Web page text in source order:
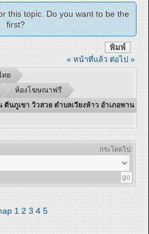
this topic. Do you want to be the
first?
พิมพ์
« หน้าที่แล้ว ต่อไป »
ทย
ห้องโฆษณาฟรี
นภูเขา วิวสวย ตำบลเวียงห้าว อำเภอพาน
กระโดดไป:
1 2 3 4 5